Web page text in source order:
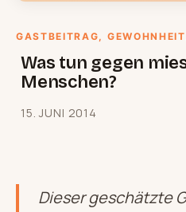
GASTBEITRAG, GEWOHNHEIT
Was tun gegen
Menschen?
15. JUNI 2014
Dieser geschätzte